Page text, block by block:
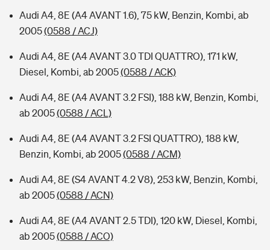
Audi A4, 8E (A4 AVANT 1.6), 75 kW, Benzin, Kombi, ab
2005(0588 / ACJ)
Audi A4, 8E (A4 AVANT 3.0 TDI QUATTRO), 171 kW,
Diesel, Kombi, ab 2005(0588 / ACK)
Audi A4, 8E (A4 AVANT 3.2 FSI), 188 kW, Benzin, Kombi,
ab 2005(0588 / ACL)
Audi A4, 8E (A4 AVANT 3.2 FSI QUATTRO), 188 kW,
Benzin, Kombi, ab 2005(0588 / ACM)
Audi A4, 8E (S4 AVANT 4.2 V8), 253 kW, Benzin, Kombi,
ab 2005(0588 / ACN)
Audi A4, 8E (A4 AVANT 2.5 TDI), 120 kW, Diesel, Kombi,
ab 2005(0588 / ACO)